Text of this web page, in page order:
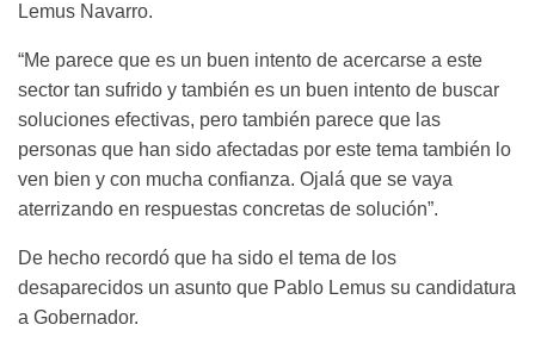
Lemus Navarro.
“Me parece que es un buen intento de acercarse a este
sector tan sufrido y también es un buen intento de buscar
soluciones efectivas, pero también parece que las
personas que han sido afectadas por este tema también lo
ven bien y con mucha confianza. Ojalá que se vaya
aterrizando en respuestas concretas de solución”.
De hecho recordó que ha sido el tema de los
desaparecidos un asunto que Pablo Lemus su candidatura
a Gobernador.